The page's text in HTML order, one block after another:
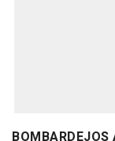
BOMBARDEJOS